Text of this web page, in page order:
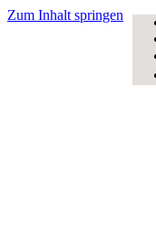
Zum Inhalt springen